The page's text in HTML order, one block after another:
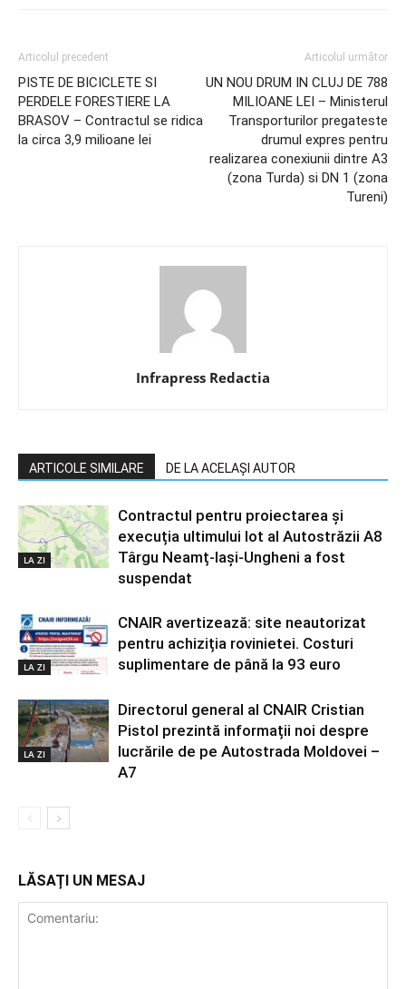
Articolul precedent
PISTE DE BICICLETE SI
PERDELE FORESTIERE LA
BRASOV – Contractul se ridica
la circa 3,9 milioane lei
Articolul următor
UN NOU DRUM IN CLUJ DE 788
MILIOANE LEI – Ministerul
Transporturilor pregateste
drumul expres pentru
realizarea conexiunii dintre A3
(zona Turda) si DN 1 (zona
Tureni)
Infrapress Redactia
ARTICOLE SIMILARE DE LA ACELAȘI AUTOR
LA ZI
Contractul pentru proiectarea și
execuția ultimului lot al Autostrăzii A8
Târgu Neamț-Iași-Ungheni a fost
suspendat
LA ZI
CNAIR avertizează: site neautorizat
pentru achiziția rovinietei. Costuri
suplimentare de până la 93 euro
LA ZI
Directorul general al CNAIR Cristian
Pistol prezintă informații noi despre
lucrările de pe Autostrada Moldovei –
A7
LĂSAȚI UN MESAJ